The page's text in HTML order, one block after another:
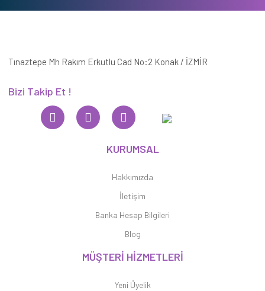
Tınaztepe Mh Rakım Erkutlu Cad No:2 Konak / İZMİR
Bizi Takip Et !
KURUMSAL
Hakkımızda
İletişim
Banka Hesap Bilgileri
Blog
MÜŞTERİ HİZMETLERİ
Yeni Üyelik